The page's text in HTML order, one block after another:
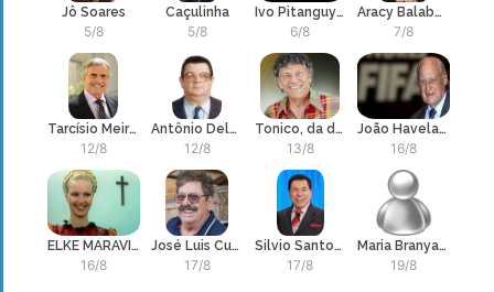
Jô Soares
5/8
Caçulinha
5/8
Ivo Pitanguy - Ivo Hélcio Jardim de Campos Pitanguy, cirurgião plástico
6/8
Aracy Balabanian
7/8
Tarcísio Meira, ator
12/8
Antônio Delfim Netto
12/8
Tonico, da dupla sertaneja que vendeu 150 milhões de discos
13/8
João Havelange, ex-residente da Federação Internacional de Futebol
16/8
ELKE MARAVILHA, Elke Georgievna Grunnupp, atriz e modelo
16/8
José Luis Cutrale
17/8
Silvio Santos, Senor Abravanel
17/8
Maria Branyas Morera
19/8